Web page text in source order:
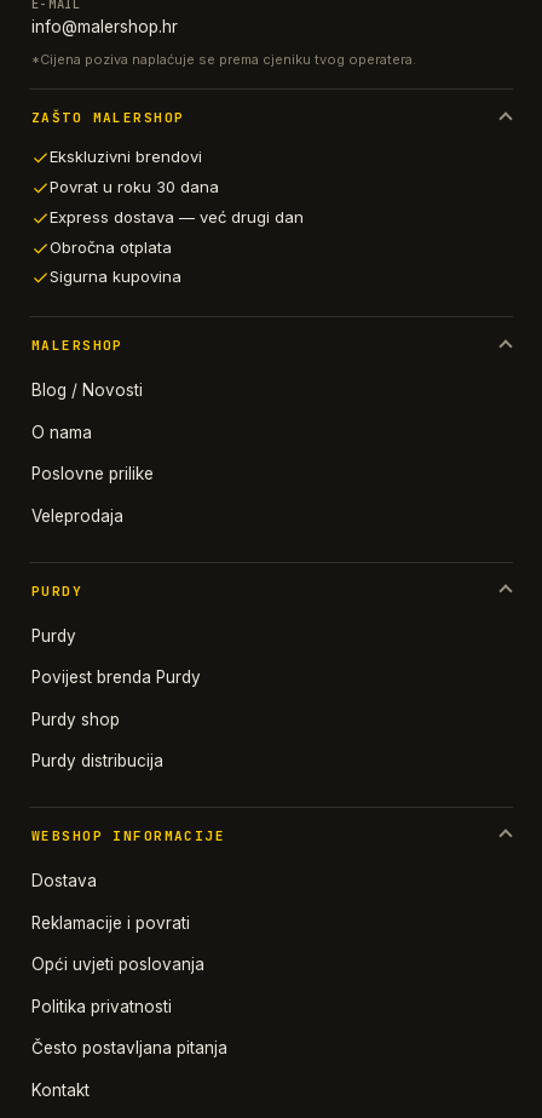
E-MAIL
info@malershop.hr
*Cijena poziva naplaćuje se prema cjeniku tvog operatera.
ZAŠTO MALERSHOP
Ekskluzivni brendovi
Povrat u roku 30 dana
Express dostava — već drugi dan
Obročna otplata
Sigurna kupovina
MALERSHOP
Blog / Novosti
O nama
Poslovne prilike
Veleprodaja
PURDY
Purdy
Povijest brenda Purdy
Purdy shop
Purdy distribucija
WEBSHOP INFORMACIJE
Dostava
Reklamacije i povrati
Opći uvjeti poslovanja
Politika privatnosti
Često postavljana pitanja
Kontakt